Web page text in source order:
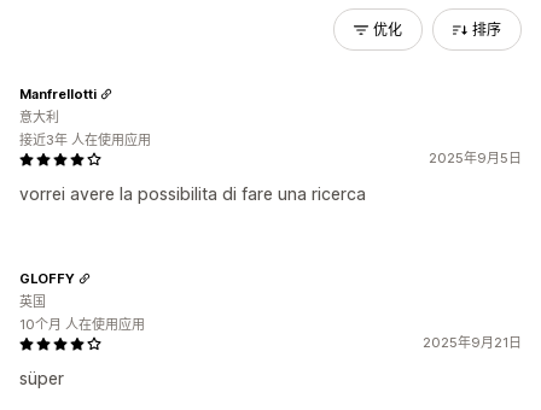
优化 排序
2025年9月5日
vorrei avere la possibilita di fare una ricerca
Manfrellotti
意大利
接近3年 人在使用应用
2025年9月21日
süper
GLOFFY
英国
10个月 人在使用应用